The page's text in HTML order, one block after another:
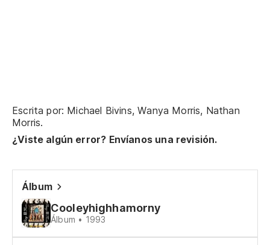
Escrita por: Michael Bivins, Wanya Morris, Nathan
Morris.
¿Viste algún error? Envíanos una revisión.
Álbum
Cooleyhighhamorny
Álbum • 1993